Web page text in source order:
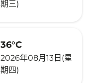
期三)
36°C
2026年08月13日(星
期四)